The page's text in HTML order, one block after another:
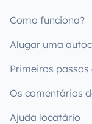
Como funciona?
Alugar uma
Primeiros
Os comentários
Ajuda locatário